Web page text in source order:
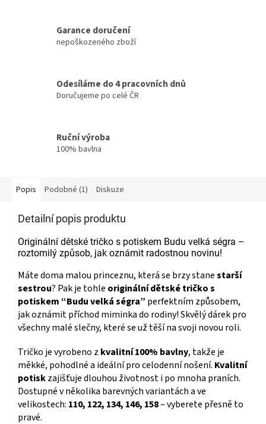
Garance doručení
nepoškozeného zboží
Odesíláme do 4 pracovních dnů
Doručujeme po celé ČR
Ruční výroba
100% bavlna
Popis Podobné (1) Diskuze
Detailní popis produktu
Originální dětské tričko s potiskem Budu velká ségra –
roztomilý způsob, jak oznámit radostnou novinu!
Máte doma malou princeznu, která se brzy stanestarší
sestrou? Pak je tohle originální dětské tričko s
potiskem “Budu velká ségra” perfektním způsobem,
jak oznámit příchod miminka do rodiny! Skvělý dárek pro
všechny malé slečny, které se už těší na svoji novou roli.
Tričko je vyrobeno z kvalitní 100% bavlny, takže je
měkké, pohodlné a ideální pro celodenní nošení. Kvalitní
potiskzajišťuje dlouhou životnost i po mnoha praních.
Dostupné v několika barevných variantách a ve
velikostech: 110, 122, 134, 146, 158– vyberete přesně to
pravé.